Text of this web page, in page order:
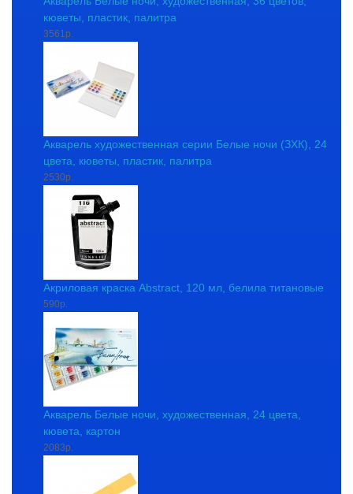
кюветы, пластик, палитра
3561р.
Акварель художественная серии Белые ночи (ЗХК), 24
цвета, кюветы, пластик, палитра
2530р.
Акриловая краска Abstract, 120 мл, белила титановые
590р.
Акварель Белые ночи, художественная, 24 цвета,
кювета, картон
2083р.